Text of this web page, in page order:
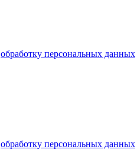
обработку персональных данных
обработку персональных данных